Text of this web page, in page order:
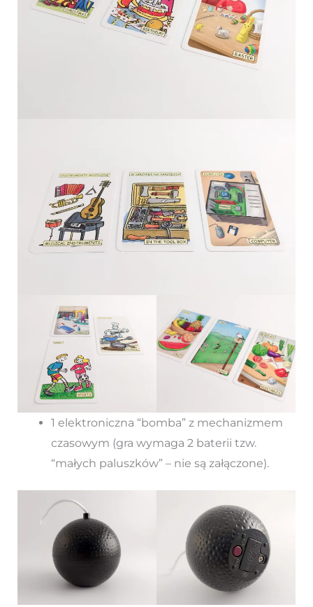
1 elektroniczna “bomba” z mechanizmem
czasowym (gra wymaga 2 baterii tzw.
“małych paluszków” – nie są załączone).